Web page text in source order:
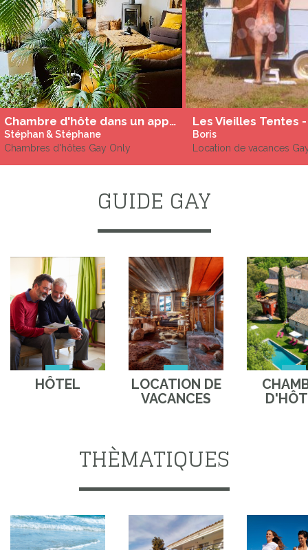
Chambre d'hôte dans un appartement haussmannien naturiste à Paris proche de Montmartre
Stéphan & Stéphane
Chambres d'hôtes Gay Only
Boris
Location de vacances
GUIDE GAY
HÔTEL
LOCATION DE
VACANCES
THÈMATIQUES